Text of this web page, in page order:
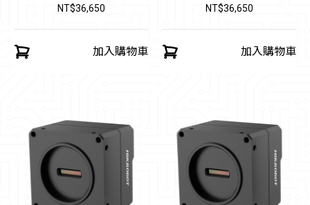
NT$36,650
加入購物車
NT$36,650
加入購物車